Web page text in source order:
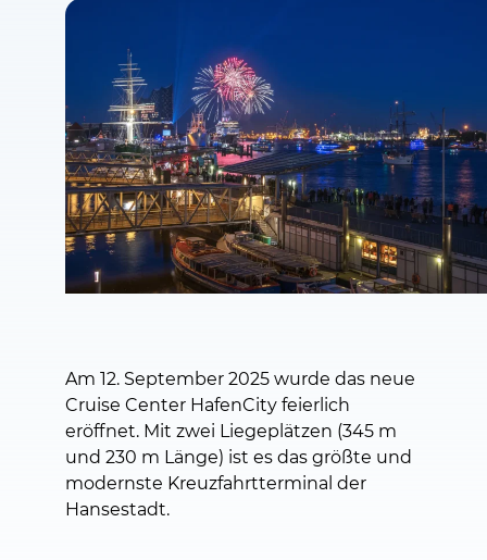
Am 12. September 2025 wurde das neue
Cruise Center HafenCity feierlich
eröffnet. Mit zwei Liegeplätzen (345 m
und 230 m Länge) ist es das größte und
modernste Kreuzfahrtterminal der
Hansestadt.